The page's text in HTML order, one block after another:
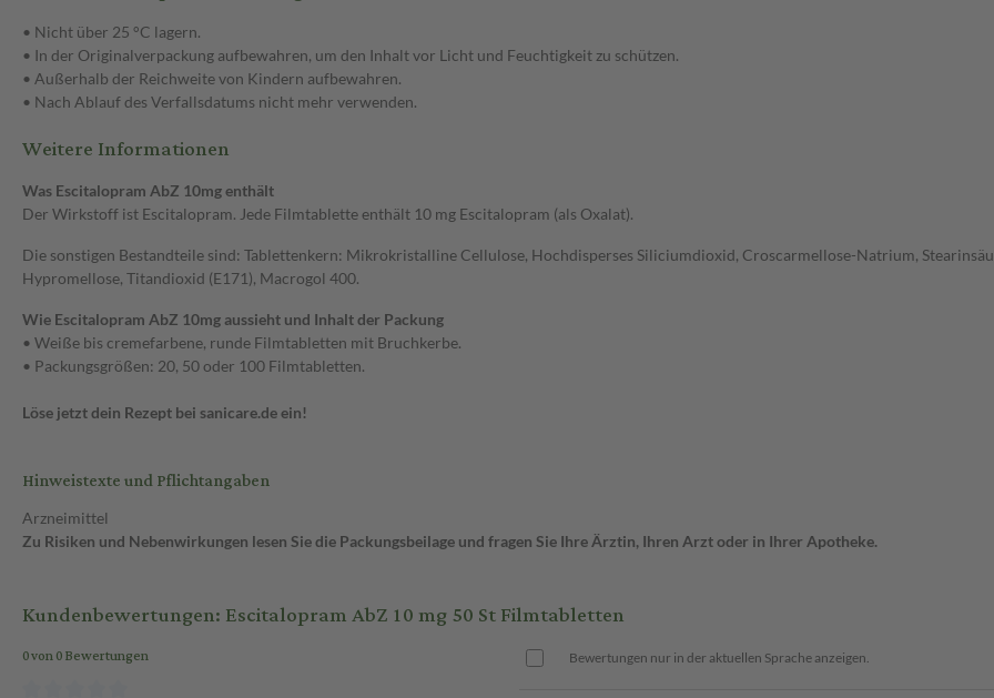
• Nicht über 25 °C lagern.
• In der Originalverpackung aufbewahren, um den Inhalt vor Licht und Feuchtigkeit zu schützen.
• Außerhalb der Reichweite von Kindern aufbewahren.
• Nach Ablauf des Verfallsdatums nicht mehr verwenden.
Weitere Informationen
Was Escitalopram AbZ 10mg enthält
Der Wirkstoff ist Escitalopram. Jede Filmtablette enthält 10 mg Escitalopram (als Oxalat).
Die sonstigen Bestandteile sind: Tablettenkern: Mikrokristalline Cellulose, Hochdisperses Siliciumdioxid, Croscarmellose-Natrium,
Hypromellose, Titandioxid (E171), Macrogol 400.
Wie Escitalopram AbZ 10mg aussieht und Inhalt der Packung
• Weiße bis cremefarbene, runde Filmtabletten mit Bruchkerbe.
• Packungsgrößen: 20, 50 oder 100 Filmtabletten.
Löse jetzt dein Rezept bei sanicare.de ein!
Hinweistexte und Pflichtangaben
Arzneimittel
Zu Risiken und Nebenwirkungen lesen Sie die Packungsbeilage und fragen Sie Ihre Ärztin, Ihren Arzt oder in Ihrer Apotheke.
Kundenbewertungen: Escitalopram AbZ 10 mg 50 St Filmtabletten
0 von 0 Bewertungen Bewertungen nur in der aktuellen Sprache anzeigen.